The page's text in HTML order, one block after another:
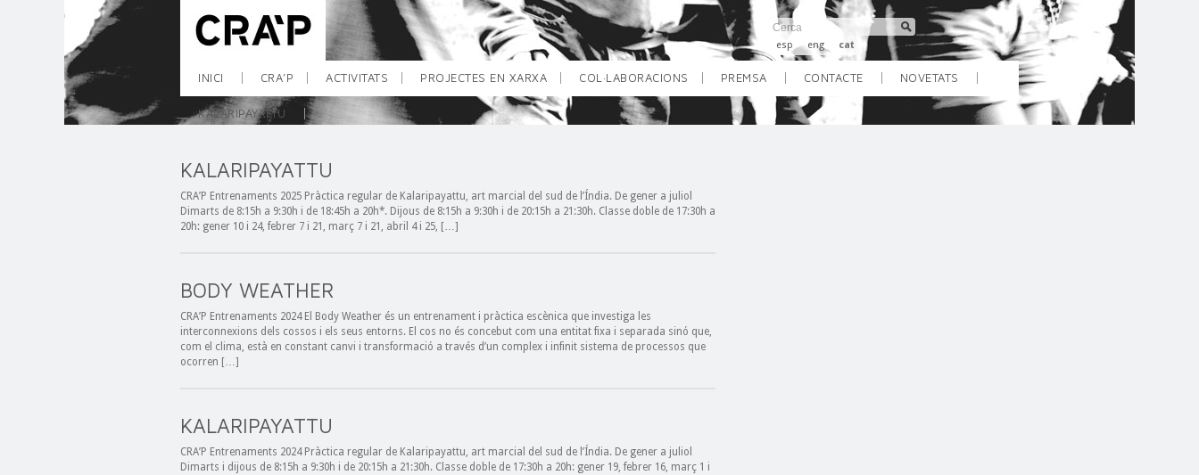
esp eng cat
INICI CRA’P ACTIVITATS PROJECTES EN XARXA COL·LABORACIONS PREMSA CONTACTE NOVETATS
KALARIPAYATTU
KALARIPAYATTU
CRA’P Entrenaments 2025 Pràctica regular de Kalaripayattu, art marcial del sud de l’Índia. De gener a juliol
Dimarts de 8:15h a 9:30h i de 18:45h a 20h*. Dijous de 8:15h a 9:30h i de 20:15h a 21:30h. Classe doble de 17:30h a
20h: gener 10 i 24, febrer 7 i 21, març 7 i 21, abril 4 i 25, […]
BODY WEATHER
CRA’P Entrenaments 2024 El Body Weather és un entrenament i pràctica escènica que investiga les
interconnexions dels cossos i els seus entorns. El cos no és concebut com una entitat fixa i separada sinó que,
com el clima, està en constant canvi i transformació a través d’un complex i infinit sistema de processos que
ocorren […]
KALARIPAYATTU
CRA’P Entrenaments 2024 Pràctica regular de Kalaripayattu, art marcial del sud de l’Índia. De gener a juliol
Dimarts i dijous de 8:15h a 9:30h i de 20:15h a 21:30h. Classe doble de 17:30h a 20h: gener 19, febrer 16, març 1 i